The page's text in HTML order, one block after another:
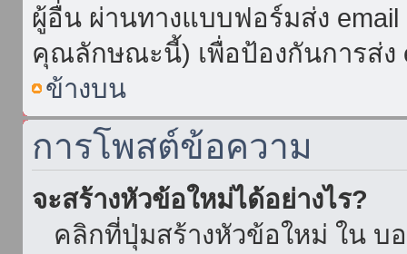
ผู้อื่น ผ่านทางแบบฟอร์มส่ง
คุณลักษณะนี้) เพื่อป้องกันการส่ง
ข้างบน
การโพสต์ข้อความ
จะสร้างหัวข้อใหม่ได้อย่างไร?
คลิกที่ปุ่มสร้างหัวข้อใหม่ ใน บ